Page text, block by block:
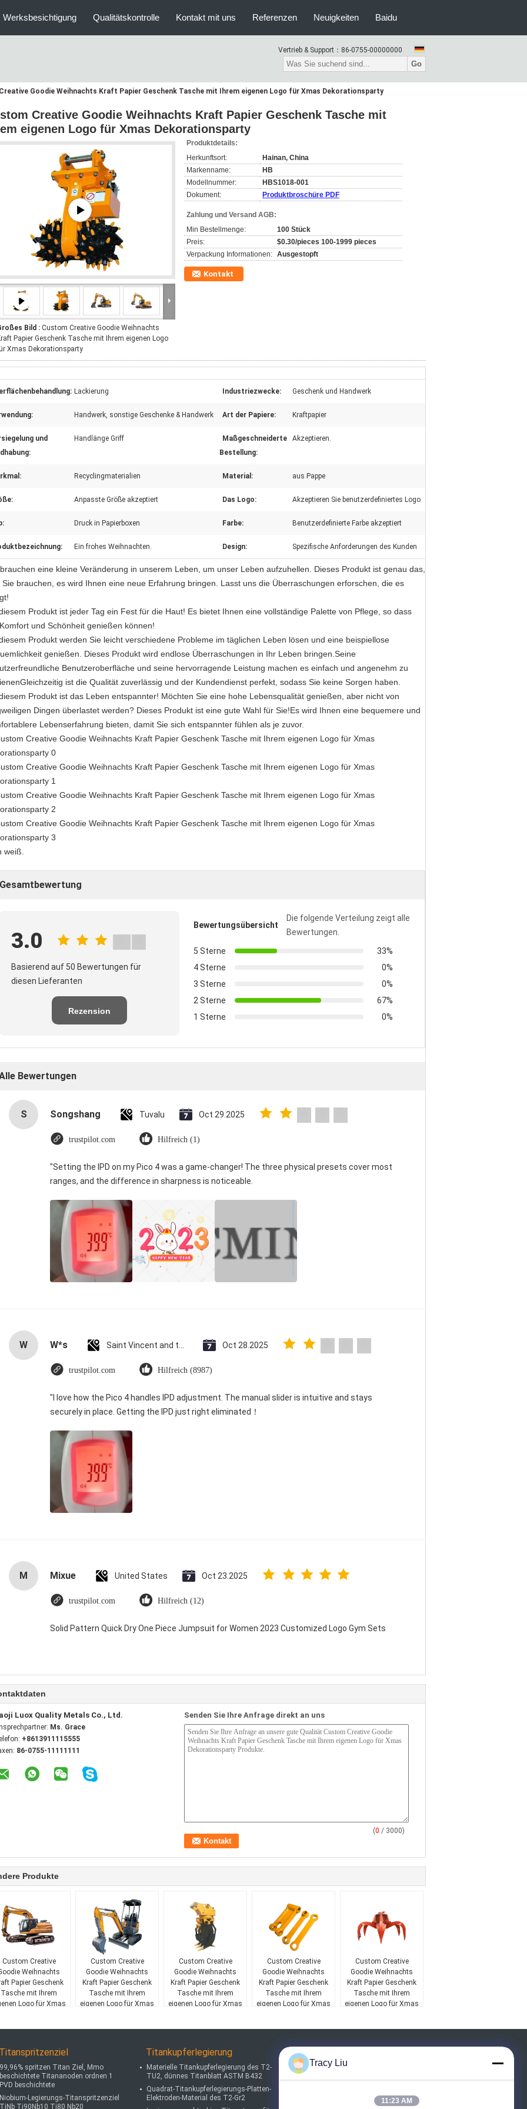
Werksbesichtigung Qualitätskontrolle Kontakt mit uns Referenzen Neuigkeiten Baidu
Vertrieb & Support： 86-0755-00000000
Go
Goodie Weihnachts Kraft Papier Geschenk Tasche mit Ihrem eigenen Logo für Xmas Dekorationsparty
Creative Goodie Weihnachts Kraft Papier Geschenk Tasche mit
eigenen Logo für Xmas Dekorationsparty
Bild : Custom Creative Goodie Weihnachts
Papier Geschenk Tasche mit Ihrem eigenen Logo
Xmas Dekorationsparty
Produktdetails:
Herkunftsort:
Hainan, China
Markenname:
HB
Modellnummer:
HBS1018-001
Dokument:
Produktbroschüre PDF
Zahlung und Versand AGB:
Min Bestellmenge:
100 Stück
Preis:
$0.30/pieces 100-1999 pieces
Verpackung Informationen: Ausgestopft
Kontakt
Lackierung Industriezwecke: Geschenk und Handwerk
Handwerk, sonstige Geschenke & Handwerk Art der Papiere: Kraftpapier
und
Handlänge Griff
Maßgeschneiderte
Bestellung:
Akzeptieren.
Recyclingmaterialien Material: aus Pappe
Anpasste Größe akzeptiert Das Logo: Akzeptieren Sie benutzerdefiniertes Logo
Druck in Papierboxen Farbe: Benutzerdefinierte Farbe akzeptiert
Ein frohes Weihnachten. Design: Spezifische Anforderungen des Kunden
eine kleine Veränderung in unserem Leben, um unser Leben aufzuhellen. Dieses Produkt ist genau das,
Sie brauchen, es wird Ihnen eine neue Erfahrung bringen. Lasst uns die Überraschungen erforschen, die es
Produkt ist jeder Tag ein Fest für die Haut! Es bietet Ihnen eine vollständige Palette von Pflege, so dass
und Schönheit genießen können!
Produkt werden Sie leicht verschiedene Probleme im täglichen Leben lösen und eine beispiellose
genießen. Dieses Produkt wird endlose Überraschungen in Ihr Leben bringen.Seine
Benutzeroberfläche und seine hervorragende Leistung machen es einfach und angenehm zu
ist die Qualität zuverlässig und der Kundendienst perfekt, sodass Sie keine Sorgen haben.
Produkt ist das Leben entspannter! Möchten Sie eine hohe Lebensqualität genießen, aber nicht von
Dingen überlastet werden? Dieses Produkt ist eine gute Wahl für Sie!Es wird Ihnen eine bequemere und
Lebenserfahrung bieten, damit Sie sich entspannter fühlen als je zuvor.
weiß.
Gesamtbewertung
3.0
Basierend auf 50 Bewertungen für
diesen Lieferanten
Rezension
Bewertungsübersicht
Die folgende Verteilung zeigt alle
Bewertungen.
5 Sterne
33%
4 Sterne
0%
3 Sterne
0%
2 Sterne
67%
1 Sterne
0%
Bewertungen
S Songshang Tuvalu Oct 29.2025
trustpilot.com Hilfreich (1)
"Setting the IPD on my Pico 4 was a game-changer! The three physical presets cover most
ranges, and the difference in sharpness is noticeable.
W W*s Oct 28.2025
trustpilot.com Hilfreich (8987)
"I love how the Pico 4 handles IPD adjustment. The manual slider is intuitive and stays
securely in place. Getting the IPD just right eliminated！
M Mixue United States Oct 23.2025
trustpilot.com Hilfreich (12)
Solid Pattern Quick Dry One Piece Jumpsuit for Women 2023 Customized Logo Gym Sets
Luox Quality Metals Co., Ltd.
Ms. Grace
+8613911115555
86-0755-11111111
Senden Sie Ihre Anfrage direkt an uns
(0 / 3000)
Produkte
Custom Creative
Weihnachts
Papier Geschenk
Tasche mit Ihrem
Logo für Xmas
Custom Creative
Goodie Weihnachts
Kraft Papier Geschenk
Tasche mit Ihrem
eigenen Logo für Xmas
Custom Creative
Goodie Weihnachts
Kraft Papier Geschenk
Tasche mit Ihrem
eigenen Logo für Xmas
Custom Creative
Goodie Weihnachts
Kraft Papier Geschenk
Tasche mit Ihrem
eigenen Logo für Xmas
Custom Creative
Goodie Weihnachts
Kraft Papier Geschenk
Tasche mit Ihrem
eigenen Logo für Xmas
99,96% spritzen Titan Ziel, Mmo
beschichtete Titananoden ordnen 1
PVD beschichtete
Niobium-Legierungs-Titanspritzenziel
TiNb Ti90Nb10 Ti80 Nb20
Titankupferlegierung
Materielle Titankupferlegierung des T2-
TU2, dünnes Titanblatt ASTM B432
Quadrat-Titankupferlegierungs-Platten-
Elektroden-Material des T2-Gr2
Referenzen
Tracy Liu
11:23 AM